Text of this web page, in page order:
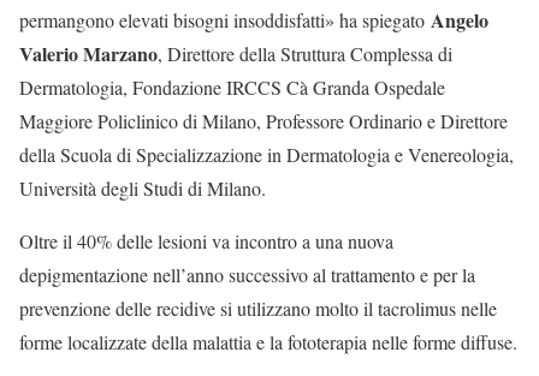
permangono elevati bisogni insoddisfatti» ha spiegato Angelo
Valerio Marzano, Direttore della Struttura Complessa di
Dermatologia, Fondazione IRCCS Cà Granda Ospedale
Maggiore Policlinico di Milano, Professore Ordinario e Direttore
della Scuola di Specializzazione in Dermatologia e Venereologia,
Università degli Studi di Milano.
Oltre il 40% delle lesioni va incontro a una nuova
depigmentazione nell’anno successivo al trattamento e per la
prevenzione delle recidive si utilizzano molto il tacrolimus nelle
forme localizzate della malattia e la fototerapia nelle forme diffuse.